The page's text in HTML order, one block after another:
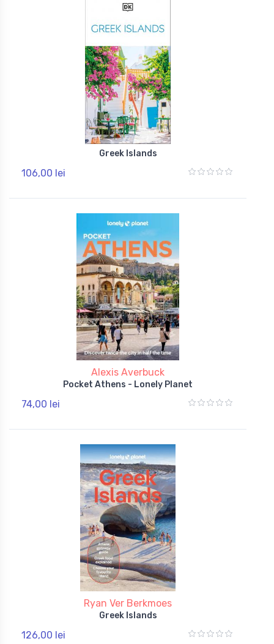
Greek Islands
106,00 lei
Alexis Averbuck
Pocket Athens - Lonely Planet
74,00 lei
Ryan Ver Berkmoes
Greek Islands
126,00 lei